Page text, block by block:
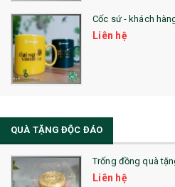
Cốc sứ - khách
Liên hệ
QUÀ TẶNG ĐỘC ĐÁO
Trống đồng quà
Liên hệ